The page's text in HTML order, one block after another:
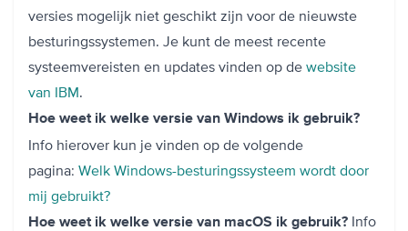
versies mogelijk niet geschikt zijn voor de nieuwste
besturingssystemen. Je kunt de meest recente
systeemvereisten en updates vinden op ⁠de website
van IBM
Hoe weet ik welke versie van Windows ik gebruik?
Info hierover kun je vinden op de volgende
pagina: Welk Windows-besturingssysteem wordt door
mij gebruikt?
Hoe weet ik welke versie van macOS ik gebruik? Info